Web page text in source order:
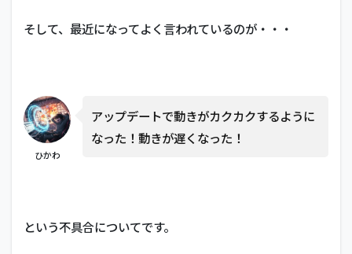
そして、最近になってよく言われているのが・・・
ひかわ
アップデートで動きがカクカクするように
なった！動きが遅くなった！
という不具合についてです。